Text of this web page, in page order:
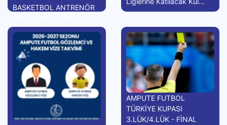
BASKETBOL ANTRENÖR
AMPUTE FUTBOL
TÜRKİYE KUPASI
3.LÜK/4.LÜK - FİNAL